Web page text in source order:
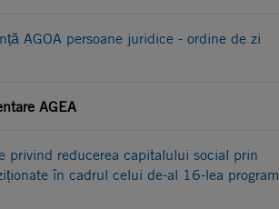
AGOA persoane juridice - ordine de zi
AGEA
privind reducerea capitalului social prin
în cadrul celui de-al 16-lea program